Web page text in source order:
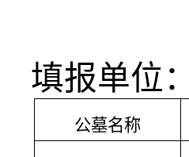
填报单位：
公墓名称